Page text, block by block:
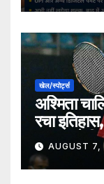
खेल/स्पोर्ट्स
अश्मिता
रचा
हराकर
AUGUST